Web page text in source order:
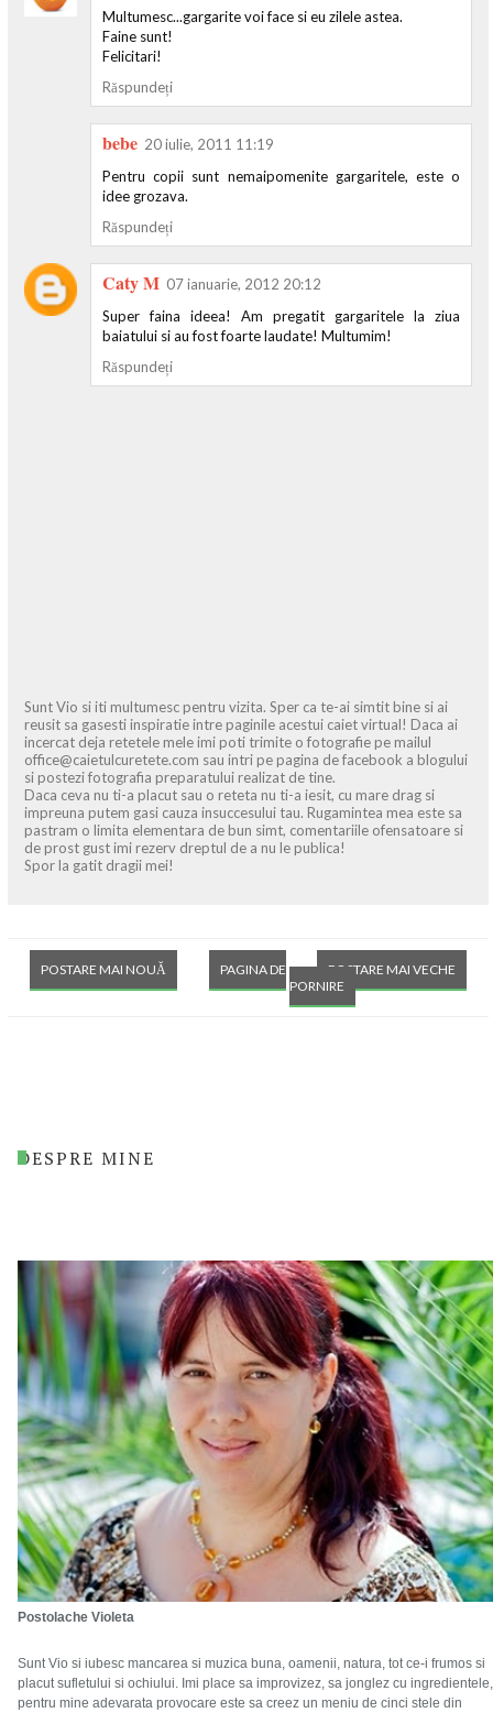
Multumesc...gargarite voi face si eu zilele astea.
Faine sunt!
Felicitari!
Răspundeți
bebe 20 iulie, 2011 11:19
Pentru copii sunt nemaipomenite gargaritele, este o
idee grozava.
Răspundeți
Caty M 07 ianuarie, 2012 20:12
Super faina ideea! Am pregatit gargaritele la ziua
baiatului si au fost foarte laudate! Multumim!
Răspundeți
Sunt Vio si iti multumesc pentru vizita. Sper ca te-ai simtit bine si ai
reusit sa gasesti inspiratie intre paginile acestui caiet virtual! Daca ai
incercat deja retetele mele imi poti trimite o fotografie pe mailul
office@caietulcuretete.com sau intri pe pagina de facebook a blogului
si postezi fotografia preparatului realizat de tine.
Daca ceva nu ti-a placut sau o reteta nu ti-a iesit, cu mare drag si
impreuna putem gasi cauza insuccesului tau. Rugamintea mea este sa
pastram o limita elementara de bun simt, comentariile ofensatoare si
de prost gust imi rezerv dreptul de a nu le publica!
Spor la gatit dragii mei!
POSTARE MAI NOUĂ POSTARE MAI VECHE
PAGINA DE
PORNIRE
DESPRE MINE
Postolache Violeta
Sunt Vio si iubesc mancarea si muzica buna, oamenii, natura, tot ce-i frumos si
placut sufletului si ochiului. Imi place sa improvizez, sa jonglez cu ingredientele,
pentru mine adevarata provocare este sa creez un meniu de cinci stele din